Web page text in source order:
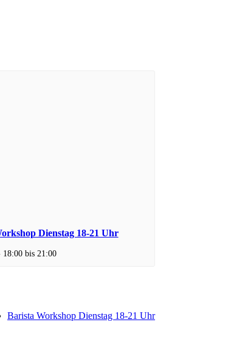
Dienstag 18-21 Uhr
18:00 bis 21:00
Barista Workshop Dienstag 18-21 Uhr